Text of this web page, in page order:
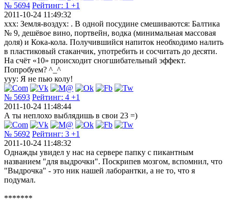
№ 5694 Рейтинг: 1 +1
2011-10-24 11:49:32
xxx: Земля-воздух: . В одной посудине смешиваются: Балтика
№ 9, дешёвое вино, портвейн, водка (минимальная массовая
доля) и Кока-кола. Получившийся напиток необходимо налить
в пластиковый стаканчик, употребить и сосчитать до десяти.
На счёт «10» происходит сногшибательный эффект.
Попробуем? ^_^
yyy: Я не пью колу!
№ 5693 Рейтинг: 4 +1
2011-10-24 11:48:44
А ты неплохо выблядишь в свои 23 =)
№ 5692 Рейтинг: 3 +1
2011-10-24 11:48:32
Однажды увидел у нас на сервере папку с пикантным
названием "для выдрочки". Поскрипев мозгом, вспомнил, что
"Выдрочка" - это ник нашей лаборантки, а не то, что я
подумал.
*******